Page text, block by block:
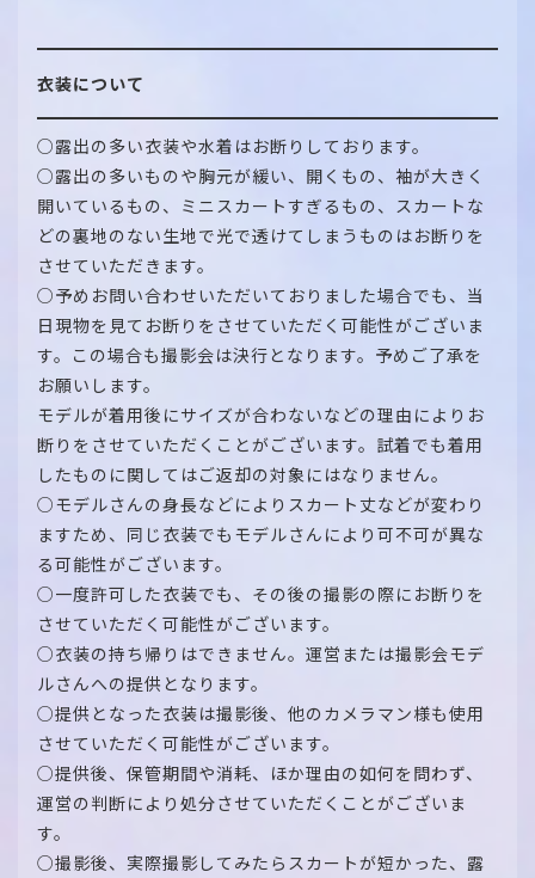
衣装について
○露出の多い衣装や水着はお断りしております。
○露出の多いものや胸元が緩い、開くもの、袖が大きく
開いているもの、ミニスカートすぎるもの、スカートな
どの裏地のない生地で光で透けてしまうものはお断りを
させていただきます。
○予めお問い合わせいただいておりました場合でも、当
日現物を見てお断りをさせていただく可能性がございま
す。この場合も撮影会は決行となります。予めご了承を
お願いします。
モデルが着用後にサイズが合わないなどの理由によりお
断りをさせていただくことがございます。試着でも着用
したものに関してはご返却の対象にはなりません。
○モデルさんの身長などによりスカート丈などが変わり
ますため、同じ衣装でもモデルさんにより可不可が異な
る可能性がございます。
○一度許可した衣装でも、その後の撮影の際にお断りを
させていただく可能性がございます。
○衣装の持ち帰りはできません。運営または撮影会モデ
ルさんへの提供となります。
○提供となった衣装は撮影後、他のカメラマン様も使用
させていただく可能性がございます。
○提供後、保管期間や消耗、ほか理由の如何を問わず、
運営の判断により処分させていただくことがございま
す。
○撮影後、実際撮影してみたらスカートが短かった、露